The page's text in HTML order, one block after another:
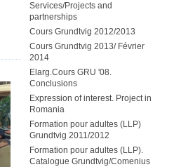
Services/Projects and
partnerships
Cours Grundtvig 2012/2013
Cours Grundtvig 2013/ Février
2014
Elarg.Cours GRU '08.
Conclusions
Expression of interest. Project in
Romania
Formation pour adultes (LLP)
Grundtvig 2011/2012
Formation pour adultes (LLP).
Catalogue Grundtvig/Comenius